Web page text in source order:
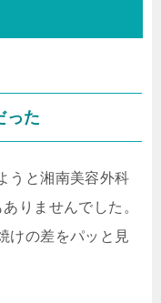
った
うと湘南美容外科
りませんでした。
けの差をパッと見